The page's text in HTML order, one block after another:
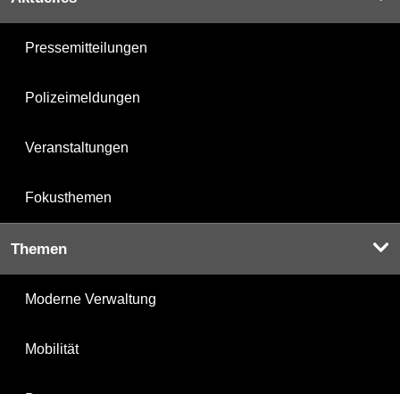
Pressemitteilungen
Polizeimeldungen
Veranstaltungen
Fokusthemen
Themen
Moderne Verwaltung
Mobilität